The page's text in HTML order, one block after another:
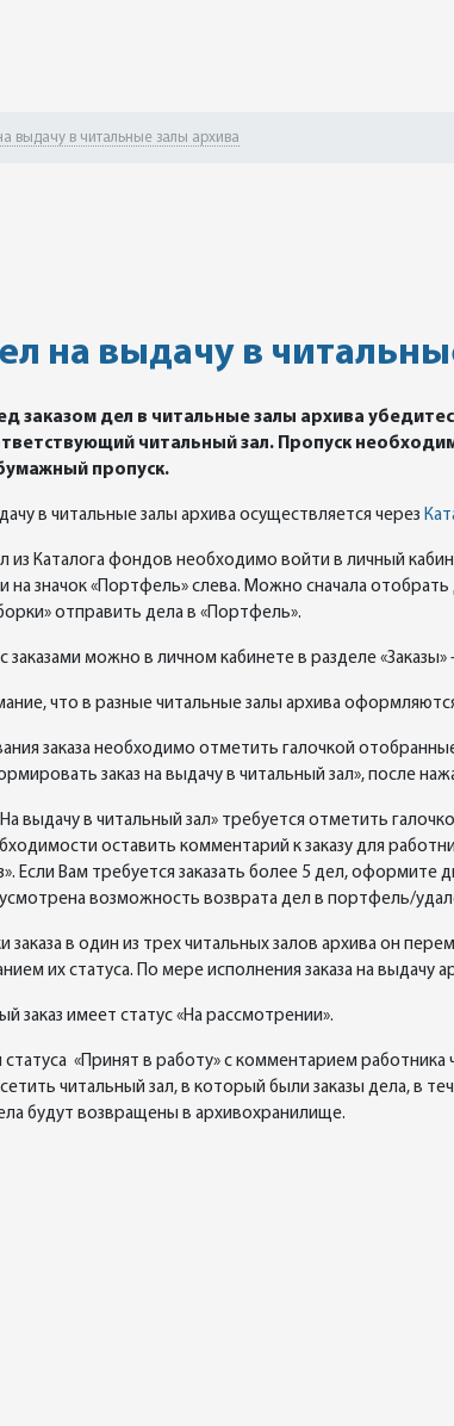
выдачу в читальные залы архива
на выдачу в
заказом дел в читальные залы архива
читальный зал. Пропуск
пропуск.
в читальные залы архива осуществляется через
из Каталога фондов необходимо войти в личный
на значок «Портфель» слева. Можно сначала
отправить дела в «Портфель».
заказами можно в личном кабинете в разделе «Заказы»
что в разные читальные залы архива
заказа необходимо отметить галочкой
заказ на выдачу в читальный зал», после
выдачу в читальный зал» требуется отметить
оставить комментарий к заказу для
Если Вам требуется заказать более 5 дел, оформите
возможность возврата дел в портфель/
заказа в один из трех читальных залов архива он
их статуса. По мере исполнения заказа на выдачу
заказ имеет статус «На рассмотрении».
«Принят в работу» с комментарием работника
читальный зал, в который были заказы дела, в
будут возвращены в архивохранилище.